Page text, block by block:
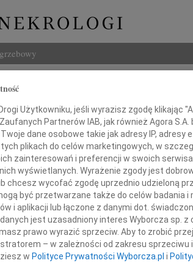
Więckowskiej
głębokiego współczucia
z powodu śmierci
Użytkowniku, jeśli wyrazisz zgodę klikając
Partnerów IAB, jak również Agora
dane osobowe takie jak adresy IP, adresy
plikach do celów marketingowych, w
zainteresowań i preferencji w swoich
wyświetlanych. Wyrażenie zgody jest
chcesz wycofać zgodę uprzednio udzieloną
być przetwarzane także do celów badania
i aplikacji lub łączone z danymi dot.
jest uzasadniony interes Wyborcza sp. z
prawo wyrazić sprzeciw. Aby to zrobić
– w zależności od zakresu sprzeciwu
w Polityce Prywatności Wyborcza.pl i